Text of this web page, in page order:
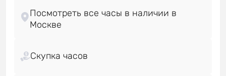
Посмотреть все часы в наличии в
Скупка часов